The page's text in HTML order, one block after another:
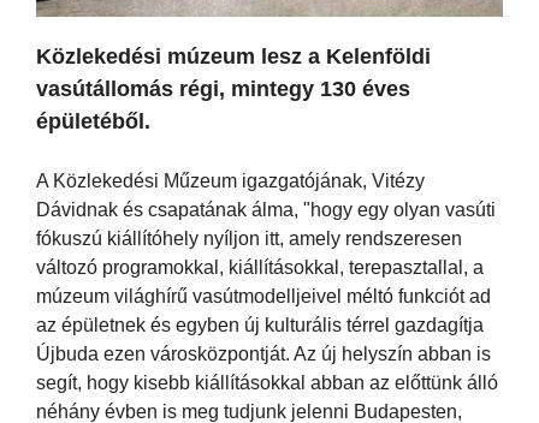
Közlekedési múzeum lesz a Kelenföldi
vasútállomás régi, mintegy 130 éves
épületéből.
A Közlekedési Műzeum igazgatójának, Vitézy
Dávidnak és csapatának álma, "hogy egy olyan vasúti
fókuszú kiállítóhely nyíljon itt, amely rendszeresen
változó programokkal, kiállításokkal, terepasztallal, a
múzeum világhírű vasútmodelljeivel méltó funkciót ad
az épületnek és egyben új kulturális térrel gazdagítja
Újbuda ezen városközpontját. Az új helyszín abban is
segít, hogy kisebb kiállításokkal abban az előttünk álló
néhány évben is meg tudjunk jelenni Budapesten,